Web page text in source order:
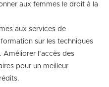
aux femmes le droit à la
aux services de
sur les techniques
Améliorer l’accès des
pour un meilleur